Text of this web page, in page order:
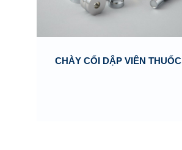
CHÀY CỐI DẬP VIÊN THUỐC